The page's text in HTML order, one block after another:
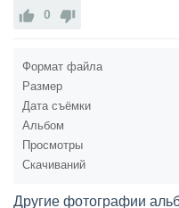
0
Формат файла
Размер
Дата съёмки
Альбом
Просмотры
Скачиваний
Другие фотографии